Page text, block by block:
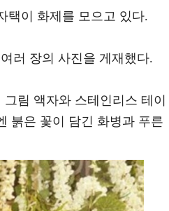
택이 화제를 모으고 있다.
러 장의 사진을 게재했다.
림 액자와 스테인리스 테이
붉은 꽃이 담긴 화병과 푸른